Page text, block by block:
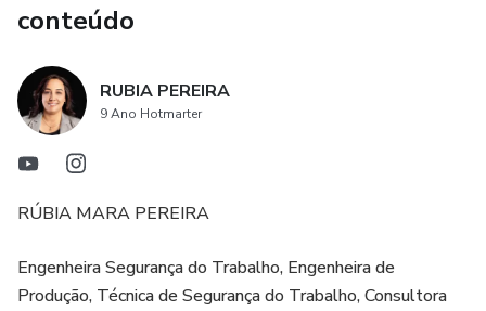
conteúdo
RUBIA PEREIRA
9 Ano Hotmarter
RÚBIA MARA PEREIRA
Engenheira Segurança do Trabalho, Engenheira de
Produção, Técnica de Segurança do Trabalho, Consultora